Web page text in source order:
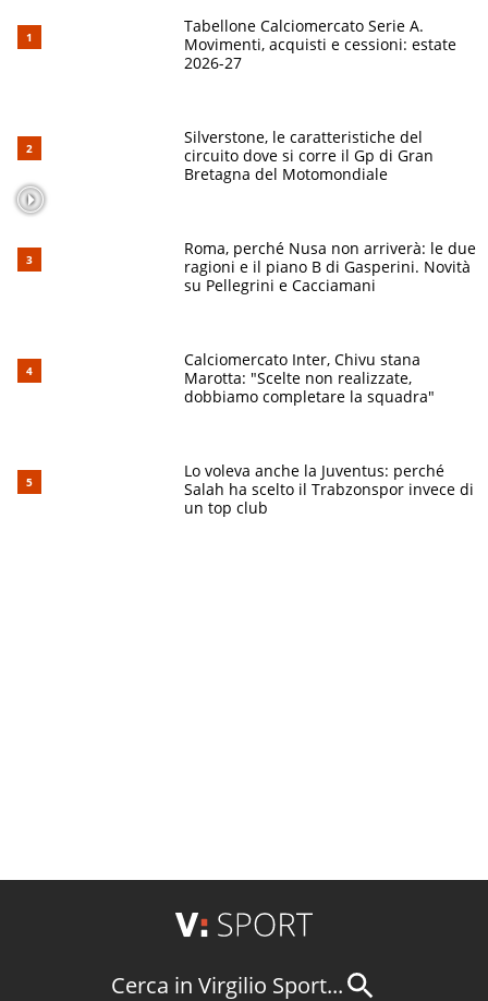
Tabellone Calciomercato Serie A.
Movimenti, acquisti e cessioni: estate
2026-27
Silverstone, le caratteristiche del
circuito dove si corre il Gp di Gran
Bretagna del Motomondiale
Roma, perché Nusa non arriverà: le due
ragioni e il piano B di Gasperini. Novità
su Pellegrini e Cacciamani
Calciomercato Inter, Chivu stana
Marotta: "Scelte non realizzate,
dobbiamo completare la squadra"
Lo voleva anche la Juventus: perché
Salah ha scelto il Trabzonspor invece di
un top club
Cerca in Virgilio Sport...